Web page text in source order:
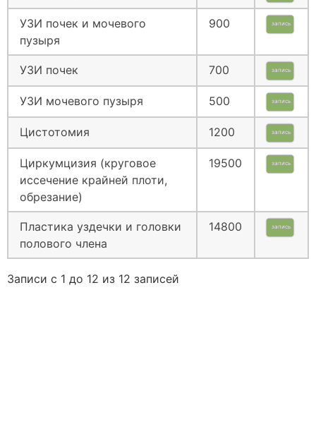
УЗИ почек и мочевого
пузыря
900 запись
УЗИ почек 700 запись
УЗИ мочевого пузыря 500 запись
Цистотомия 1200 запись
Циркумцизия (круговое
иссечение крайней плоти,
обрезание)
19500 запись
Пластика уздечки и головки
полового члена
14800 запись
Записи с 1 до 12 из 12 записей